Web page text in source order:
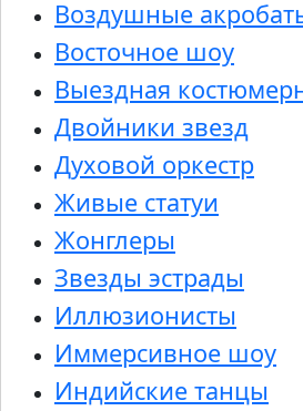
Воздушные
Восточное шоу
Выездная
Двойники звезд
Духовой оркестр
Живые статуи
Жонглеры
Звезды эстрады
Иллюзионисты
Иммерсивное шоу
Индийские танцы